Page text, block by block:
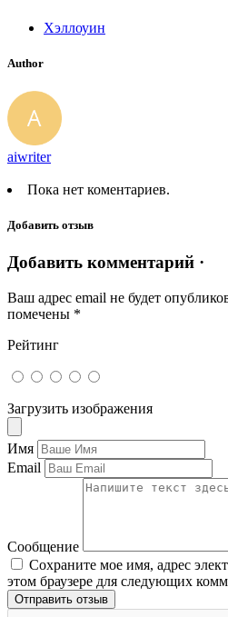
Хэллоуин
Author
aiwriter
Пока нет коментариев.
Добавить отзыв
Добавить комментарий ·
Ваш адрес email не будет
помечены *
Рейтинг
Загрузить изображения
Имя
Email
Сообщение
Сохраните мое имя, адрес
этом браузере для следующих
Отправить отзыв